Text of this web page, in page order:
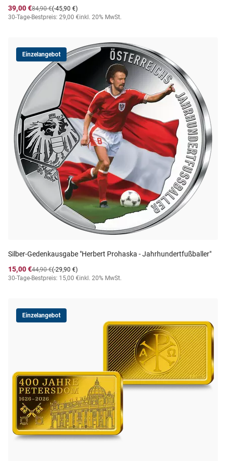
39,00 € (-45,90 €)
84,90 €
30-Tage-Bestpreis: 29,00 €inkl. 20% MwSt.
Einzelangebot
Silber-Gedenkausgabe "Herbert Prohaska - Jahrhundertfußballer"
15,00 €
(-29,90 €)
44,90 €
30-Tage-Bestpreis: 15,00 €inkl. 20% MwSt.
Einzelangebot